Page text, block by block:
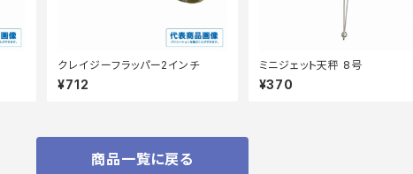
クレイジーフラッパー2インチ
¥712
ミニジェット天秤 8号
¥370
商品一覧に戻る